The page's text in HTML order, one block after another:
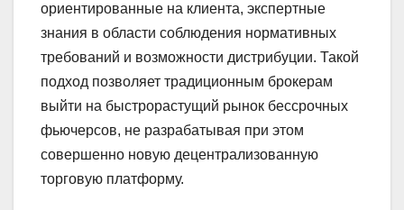
ориентированные на клиента, экспертные
знания в области соблюдения нормативных
требований и возможности дистрибуции. Такой
подход позволяет традиционным брокерам
выйти на быстрорастущий рынок бессрочных
фьючерсов, не разрабатывая при этом
совершенно новую децентрализованную
торговую платформу.